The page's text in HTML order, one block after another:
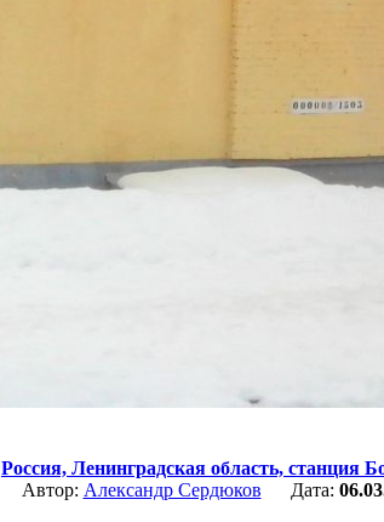
Россия, Ленинградская область, станция
Автор: Александр Сердюков Дата: